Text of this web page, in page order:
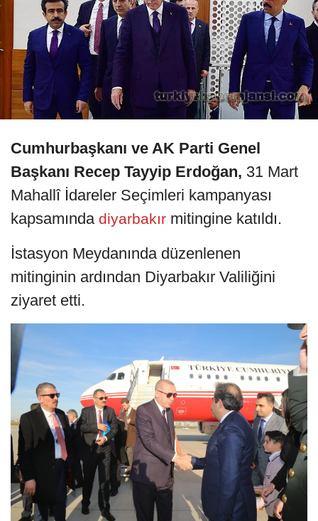
Cumhurbaşkanı ve AK Parti Genel
Başkanı Recep Tayyip Erdoğan, 31 Mart
Mahallî İdareler Seçimleri kampanyası
kapsamında diyarbakır mitingine katıldı.
İstasyon Meydanında düzenlenen
mitinginin ardından Diyarbakır Valiliğini
ziyaret etti.